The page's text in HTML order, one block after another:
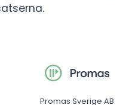
Promas Sverige AB